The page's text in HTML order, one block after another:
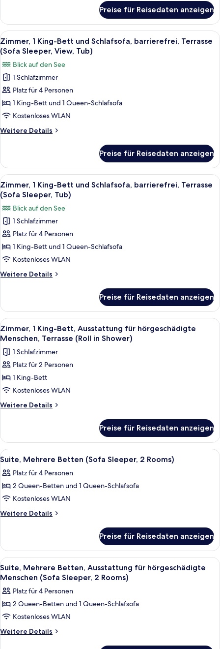
View)
anzeigen
1 King-
Bett
und
Schlafsofa,
Terrasse
(Sofa
Sleeper,
View)
Preise für Reisedaten anzeigen
Alle
Fotos
für
Zimmer,
1 King-
Bett
und
Schlafsofa,
barrierefrei,
Terrasse
Sleeper,
View,
Tub)
anzeigen
Ein Hotelzimmer mit einem großen
4
Zimmer, 1 King-Bett und Schlafsofa, barrierefrei, Terrasse
(Sofa Sleeper, View, Tub)
Blick auf den See
1 Schlafzimmer
Platz für 4 Personen
1 King-Bett und 1 Queen-Schlafsofa
Kostenloses WLAN
Weitere Details
Weitere
1 King-
Bett
und
Schlafsofa,
barrierefrei,
Terrasse
(Sofa
Sleeper,
View,
Tub)
Preise für Reisedaten anzeigen
Alle
Fotos
für
Zimmer,
1 King-
Bett
und
Schlafsofa,
barrierefrei,
Terrasse
Sleeper,
Tub)
anzeigen
Ein Hotelzimmer mit einem großen
4
Zimmer, 1 King-Bett und Schlafsofa, barrierefrei, Terrasse
(Sofa Sleeper, Tub)
Blick auf den See
1 Schlafzimmer
Platz für 4 Personen
1 King-Bett und 1 Queen-Schlafsofa
Kostenloses WLAN
Weitere Details
Weitere
1 King-
Bett
und
Schlafsofa,
barrierefrei,
Terrasse
(Sofa
Tub)
Preise für Reisedaten anzeigen
Alle
Fotos
für
Zimmer,
1 King-
Bett,
Ausstattung
für
Terrasse
(Roll
in
Shower)
anzeigen
Ein Hotelzimmer mit einem großen
4
Zimmer, 1 King-Bett, Ausstattung für hörgeschädigte
Menschen, Terrasse (Roll in Shower)
1 Schlafzimmer
Platz für 2 Personen
1 King-Bett
Kostenloses WLAN
Weitere Details
Weitere
1 King-
Bett,
Ausstattung
hörgeschädigte
Menschen,
(Roll
in
Shower)
Preise für Reisedaten anzeigen
Alle
Fotos
für
Suite,
Mehrere
Betten
2
Rooms)
anzeigen
Ein Hotelzimmer mit zwei Betten,
4
Suite, Mehrere Betten (Sofa Sleeper, 2 Rooms)
Platz für 4 Personen
2 Queen-Betten und 1 Queen-Schlafsofa
Kostenloses WLAN
Weitere Details
Weitere
Mehrere
Betten
(Sofa
Sleeper,
Rooms)
Preise für Reisedaten anzeigen
Alle
Fotos
für
Suite,
Mehrere
Betten,
Ausstattung
Ein Hotelzimmer mit zwei Betten,
4
Suite, Mehrere Betten, Ausstattung für hörgeschädigte
Menschen (Sofa Sleeper, 2 Rooms)
Platz für 4 Personen
2 Queen-Betten und 1 Queen-Schlafsofa
Kostenloses WLAN
Weitere Details
Weitere